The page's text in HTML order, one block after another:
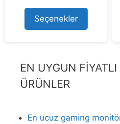
80.291,15 ₺.
Seçenekler
EN UYGUN
ÜRÜNLER
En ucuz gaming